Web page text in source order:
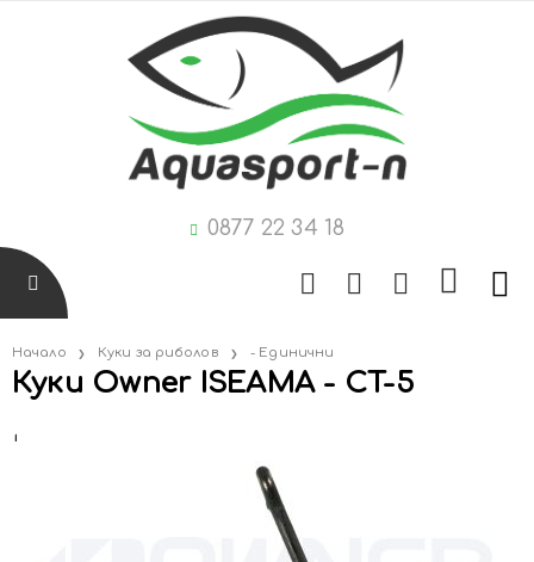
0877 22 34 18
Начало Куки за риболов - Единични
Куки Owner ISEAMA - CT-5